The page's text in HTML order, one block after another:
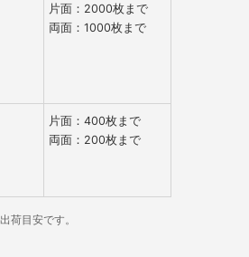
片面：2000枚まで
両面：1000枚まで
片面：400枚まで
両面：200枚まで
荷目安です。